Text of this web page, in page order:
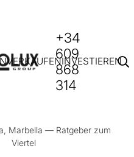
VERKAUFENINVESTIEREN
+34
609
868
314
Marbella — Ratgeber zum
Viertel